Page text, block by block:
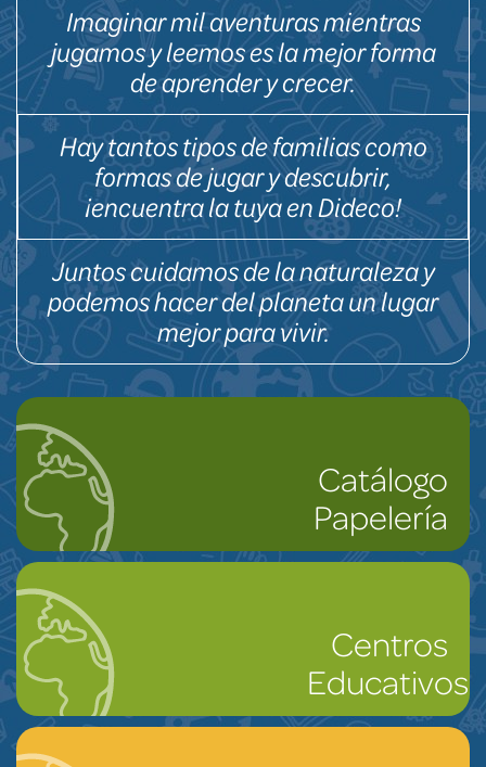
Imaginar mil aventuras mientras
jugamos y leemos es la mejor forma
de aprender y crecer.
Hay tantos tipos de familias como
formas de jugar y descubrir,
¡encuentra la tuya en Dideco!
Juntos cuidamos de la naturaleza y
podemos hacer del planeta un lugar
mejor para vivir.
Catálogo
Papelería
Centros
Educativos